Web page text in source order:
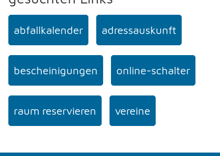
abfallkalender adressauskunft
bescheinigungen online-schalter
raum reservieren vereine